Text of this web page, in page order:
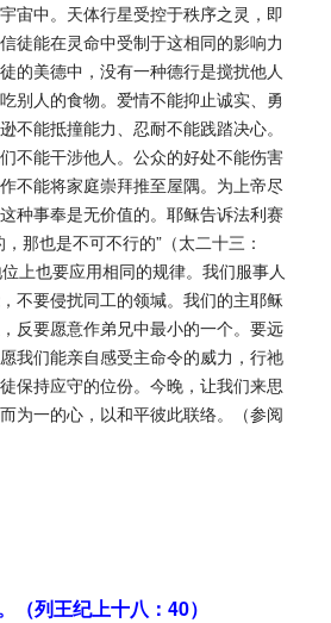
宙中。天体行星受控于秩序之灵，即
徒能在灵命中受制于这相同的影响力
的美德中，没有一种德行是搅扰他人
别人的食物。爱情不能抑止诚实、勇
不能抵撞能力、忍耐不能践踏决心。
不能干涉他人。公众的好处不能伤害
不能将家庭崇拜推至屋隅。为上帝尽
种事奉是无价值的。耶稣告诉法利赛
那也是不可不行的”（太二十三：
上也要应用相同的规律。我们服事人
不要侵扰同工的领堿。我们的主耶稣
反要愿意作弟兄中最小的一个。要远
我们能亲自感受主命令的威力，行祂
保持应守的位份。今晚，让我们来思
为一的心，以和平彼此联络。（参阅
（列王纪上十八：40）